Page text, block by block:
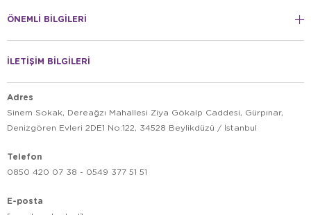
ÖNEMLİ BİLGİLERİ
İLETİŞİM BİLGİLERİ
Adres
Sinem Sokak, Dereağzı Mahallesi Ziya Gökalp Caddesi, Gürpınar,
Denizgören Evleri 2DE1 No:122, 34528 Beylikdüzü / İstanbul
Telefon
0850 420 07 38 - 0549 377 51 51
E-posta